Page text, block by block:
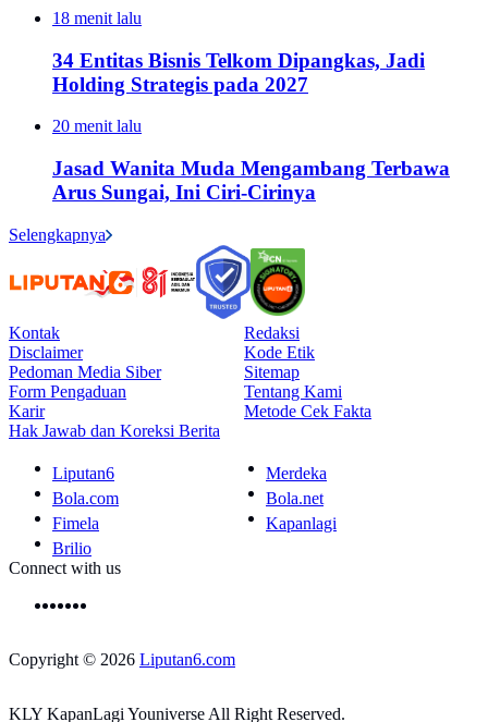
18 menit lalu
34 Entitas Bisnis Telkom Dipangkas, Jadi
Holding Strategis pada 2027
20 menit lalu
Jasad Wanita Muda Mengambang Terbawa
Arus Sungai, Ini Ciri-Cirinya
Selengkapnya
Kontak
Redaksi
Disclaimer
Kode Etik
Pedoman Media Siber
Sitemap
Form Pengaduan
Tentang Kami
Karir
Metode Cek Fakta
Hak Jawab dan Koreksi Berita
Liputan6
Merdeka
Bola.com
Bola.net
Fimela
Kapanlagi
Brilio
Connect with us
Copyright © 2026 Liputan6.com
KLY KapanLagi Youniverse All Right Reserved.